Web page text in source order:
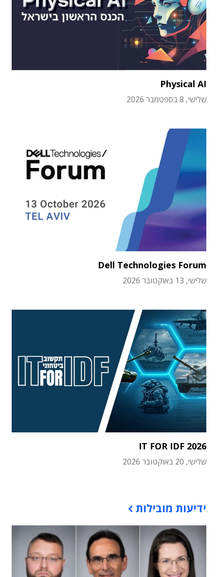
Physical AI
שלישי, 8 בספטמבר 2026
Dell Technologies Forum
שלישי, 13 באוקטובר 2026
IT FOR IDF 2026
שלישי, 20 באוקטובר 2026
ידיעות מובילות